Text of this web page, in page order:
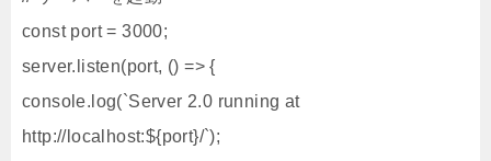
const port = 3000;
server.listen(port, () => {
console.log(`Server 2.0 running at
http://localhost:${port}/`);